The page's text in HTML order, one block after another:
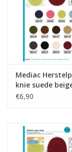
Mediac
knie suede
€6,90